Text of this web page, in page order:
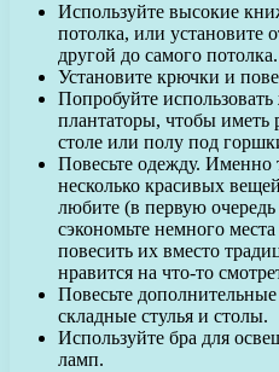
Используйте высокие
потолка, или установите
другой до самого потолка.
Установите крючки и
Попробуйте
плантаторы, чтобы иметь
столе или полу под
Повесьте одежду.
несколько красивых
любите (в первую
сэкономьте немного
повесить их вместо
нравится на что-то
Повесьте
складные стулья и столы.
Используйте бра для
ламп.